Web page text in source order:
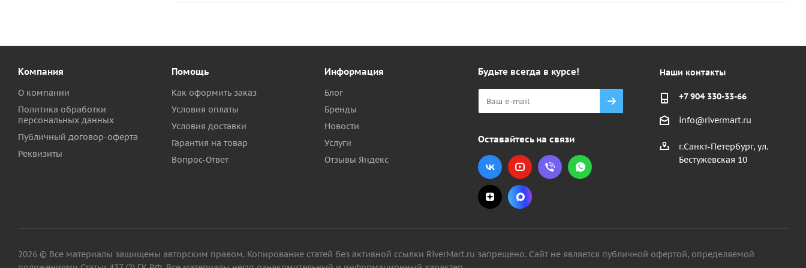
Компания
О компании
Политика обработки
персональных данных
Публичный договор-оферта
Реквизиты
Помощь
Как оформить заказ
Условия оплаты
Условия доставки
Гарантия на товар
Вопрос-Ответ
Информация
Блог
Бренды
Новости
Услуги
Отзывы Яндекс
Будьте всегда в курсе!
Оставайтесь на связи
Наши контакты
+7 904 330-33-66
info@rivermart.ru
г.Санкт-Петербург, ул.
Бестужевская 10
2026 © Все материалы защищены авторским правом. Копирование статей без активной ссылки RiverMart.ru запрещено. Сайт не является публичной офертой, определяемой